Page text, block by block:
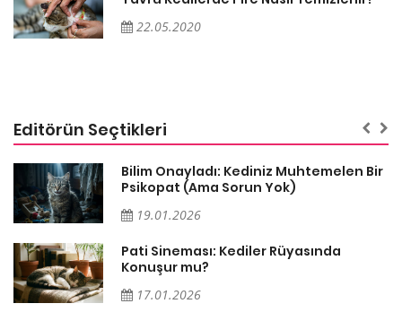
22.05.2020
Editörün Seçtikleri
Bilim Onayladı: Kediniz Muhtemelen Bir
Psikopat (Ama Sorun Yok)
19.01.2026
Pati Sineması: Kediler Rüyasında
Konuşur mu?
17.01.2026